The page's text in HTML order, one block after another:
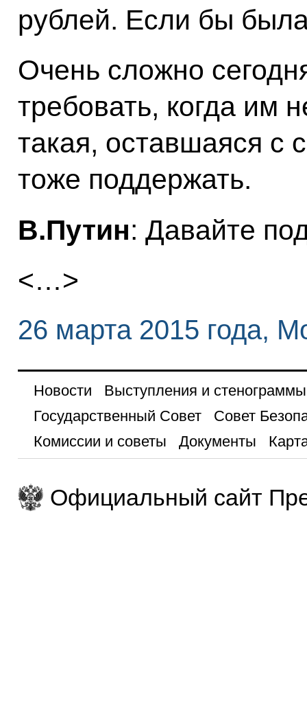
рублей. Если бы
Очень сложно
требовать, когда им
такая, оставшаяся с
тоже поддержать.
В.Путин: Давайте
<…>
26 марта 2015 года,
Новости
Выступления и стенограммы
Государственный Совет
Совет
Комиссии и советы
Документы
Официальный сайт